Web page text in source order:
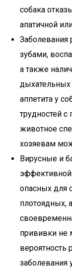
собака
апатичной
Заболевания
зубами,
а также
дыхательных
аппетита у
трудностей
животное
хозяевам
Вирусные и
опасных для
плотоядных,
прививки не
вероятность
заболевания